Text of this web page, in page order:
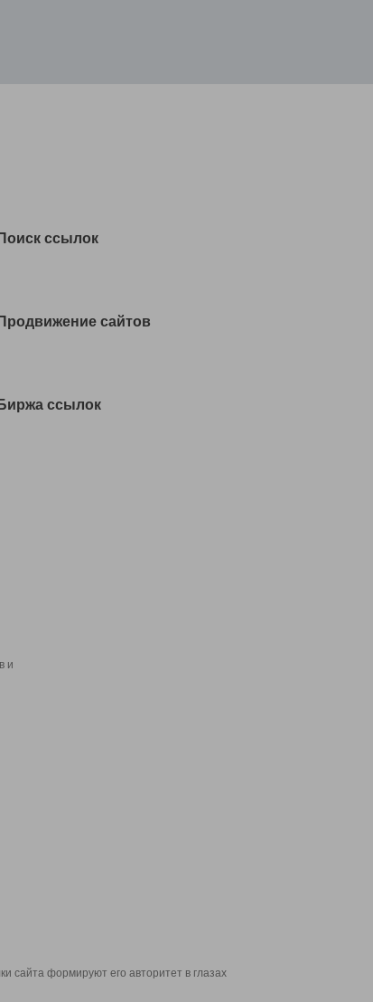
Поиск ссылок
Продвижение сайтов
Биржа ссылок
и
сайта формируют его авторитет в глазах